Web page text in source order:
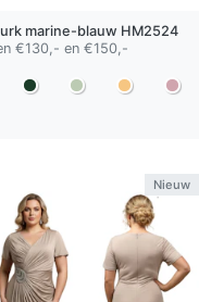
marine-blauw HM2524
€130,- en €150,-
Nieuw